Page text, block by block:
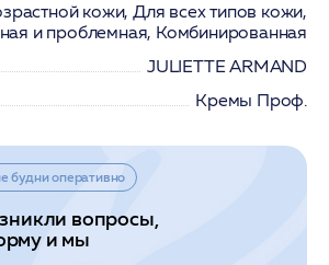
кожи, Для всех типов кожи,
и проблемная, Комбинированная
JULIETTE ARMAND
Кремы Проф.
будни оперативно
вопросы,
и мы